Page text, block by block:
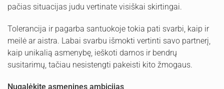
pačias situacijas judu vertinate visiškai skirtingai.
Tolerancija ir pagarba santuokoje tokia pati svarbi, kaip ir
meilė ar aistra. Labai svarbu išmokti vertinti savo partnerį,
kaip unikalią asmenybę, ieškoti darnos ir bendrų
susitarimų, tačiau nesistengti pakeisti kito žmogaus.
Nugalėkite asmenines ambicijas